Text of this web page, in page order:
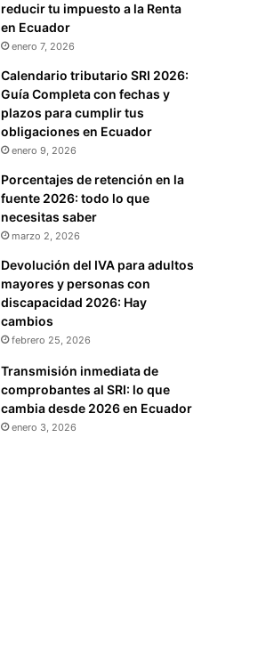
reducir tu impuesto a la Renta
en Ecuador
enero 7, 2026
Calendario tributario SRI 2026:
Guía Completa con fechas y
plazos para cumplir tus
obligaciones en Ecuador
enero 9, 2026
Porcentajes de retención en la
fuente 2026: todo lo que
necesitas saber
marzo 2, 2026
Devolución del IVA para adultos
mayores y personas con
discapacidad 2026: Hay
cambios
febrero 25, 2026
Transmisión inmediata de
comprobantes al SRI: lo que
cambia desde 2026 en Ecuador
enero 3, 2026